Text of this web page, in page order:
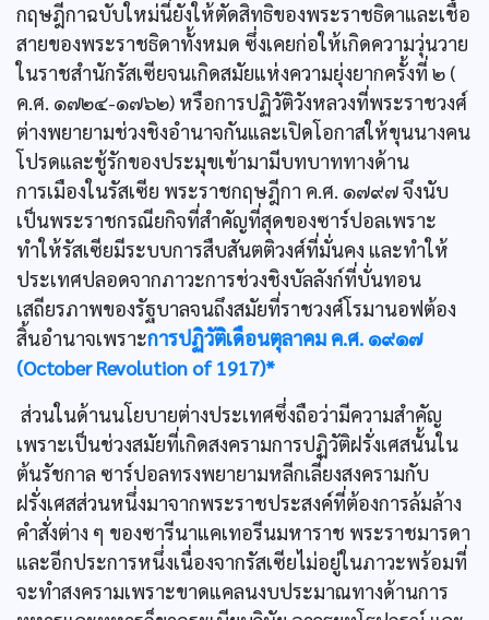
กฤษฎีกาฉบับใหม่นี่ยังให้ตัดสิทธิของพระราชธิดาและเชื้อ
สายของพระราชธิดาทั้งหมด ซึ่งเคยก่อให้เกิดความวุ่นวาย
ในราชสำนักรัสเซียจนเกิดสมัยแห่งความยุ่งยากครั้งที่ ๒ (
ค.ศ. ๑๗๒๔-๑๗๖๒) หรือการปฏิวัติวังหลวงที่พระราชวงศ์
ต่างพยายามช่วงชิงอำนาจกันและเปิดโอกาสให้ขุนนางคน
โปรดและชู้รักของประมุขเข้ามามีบทบาททางด้าน
การเมืองในรัสเซีย พระราชกฤษฎีกา ค.ศ. ๑๗๙๗ จึงนับ
เป็นพระราชกรณียกิจที่สำคัญที่สุดของซาร์ปอลเพราะ
ทำให้รัสเซียมีระบบการสืบสันตติวงศ์ที่มั่นคง และทำให้
ประเทศปลอดจากภาวะการช่วงชิงบัลลังก์ที่บั่นทอน
เสถียรภาพของรัฐบาลจนถึงสมัยที่ราชวงศ์โรมานอฟต้อง
สิ้นอำนาจเพราะการปฏิวัติเดือนตุลาคม ค.ศ. ๑๙๑๗
(October Revolution of 1917)*
ส่วนในด้านนโยบายต่างประเทศซึ่งถือว่ามีความสำคัญ
เพราะเป็นช่วงสมัยที่เกิดสงครามการปฏิวัติฝรั่งเศสนั้นใน
ต้นรัชกาล ซาร์ปอลทรงพยายามหลีกเลี่ยงสงครามกับ
ฝรั่งเศสส่วนหนึ่งมาจากพระราชประสงค์ที่ต้องการล้มล้าง
คำสั่งต่าง ๆ ของซารีนาแคเทอรีนมหาราช พระราชมารดา
และอีกประการหนึ่งเนื่องจากรัสเซียไม่อยู่ในภาวะพร้อมที่
จะทำสงครามเพราะขาดแคลนงบประมาณทางด้านการ